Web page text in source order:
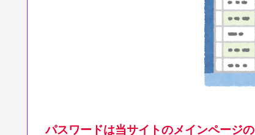
パスワードは当サイトのメインページ